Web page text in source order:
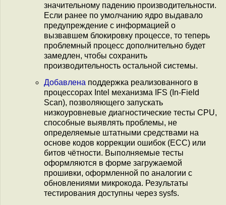
значительному падению производительности.
Если ранее по умолчанию ядро выдавало
предупреждение с информацией о
вызвавшем блокировку процессе, то теперь
проблемный процесс дополнительно будет
замедлен, чтобы сохранить
производительность остальной системы.
Добавлена поддержка реализованного в
процессорах Intel механизма IFS (In-Field
Scan), позволяющего запускать
низкоуровневые диагностические тесты CPU,
способные выявлять проблемы, не
определяемые штатными средствами на
основе кодов коррекции ошибок (ECC) или
битов чётности. Выполняемые тесты
оформляются в форме загружаемой
прошивки, оформленной по аналогии с
обновлениями микрокода. Результаты
тестирования доступны через sysfs.